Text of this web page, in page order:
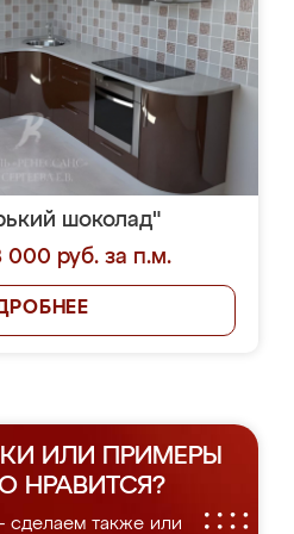
шоколад"
000 руб. за п.м.
ИЛИ ПРИМЕРЫ
НРАВИТСЯ?
сделаем также или